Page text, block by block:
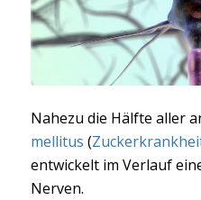
Nahezu die Hälfte aller
mellitus (
entwickelt im Verlauf
Nerven.